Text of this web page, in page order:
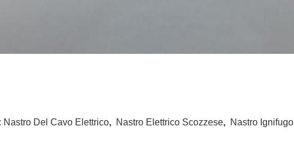
Nastro Del Cavo Elettrico, Nastro Elettrico Scozzese, Nastro Ignifugo